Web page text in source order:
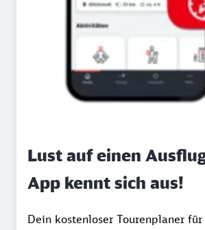
Lust auf einen
App kennt sich aus!
Dein kostenloser Tourenplaner